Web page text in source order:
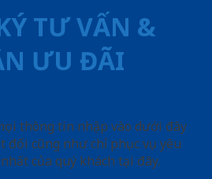
TƯ VẤN &
ƯU ĐÃI
thông tin nhập vào dưới đây
đối cũng như chỉ phục vụ yêu
của quý khách tại đây.